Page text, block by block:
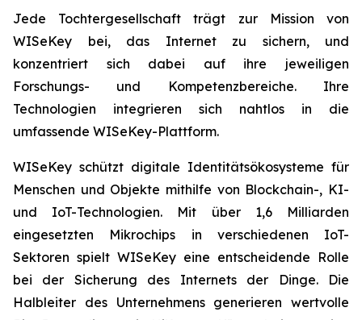
Jede Tochtergesellschaft trägt zur Mission von
WISeKey bei, das Internet zu sichern, und
konzentriert sich dabei auf ihre jeweiligen
Forschungs- und Kompetenzbereiche. Ihre
Technologien integrieren sich nahtlos in die
umfassende WISeKey-Plattform.
WISeKey schützt digitale Identitätsökosysteme für
Menschen und Objekte mithilfe von Blockchain-, KI-
und IoT-Technologien. Mit über 1,6 Milliarden
eingesetzten Mikrochips in verschiedenen IoT-
Sektoren spielt WISeKey eine entscheidende Rolle
bei der Sicherung des Internets der Dinge. Die
Halbleiter des Unternehmens generieren wertvolle